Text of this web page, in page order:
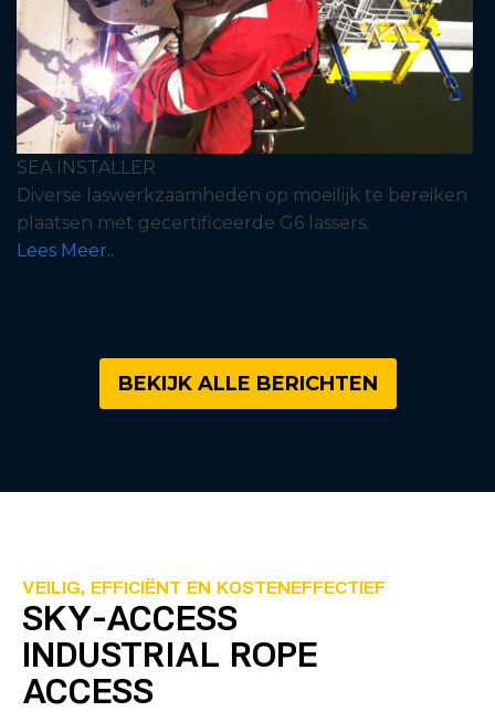
SEA INSTALLER
Diverse laswerkzaamheden op moeilijk te bereiken
plaatsen met gecertificeerde G6 lassers.
Lees Meer..
BEKIJK ALLE BERICHTEN
VEILIG, EFFICIËNT EN KOSTENEFFECTIEF
SKY-ACCESS
INDUSTRIAL ROPE
ACCESS